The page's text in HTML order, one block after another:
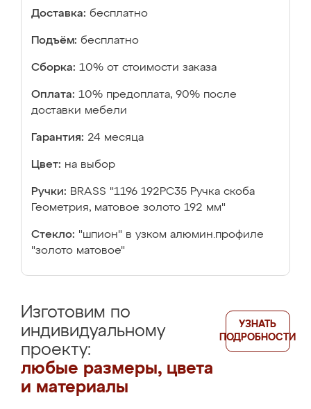
Доставка: бесплатно
Подъём: бесплатно
Сборка: 10% от стоимости заказа
Оплата: 10% предоплата, 90% после
доставки мебели
Гарантия: 24 месяца
Цвет: на выбор
Ручки: BRASS "1196 192PC35 Ручка скоба
Геометрия, матовое золото 192 мм"
Стекло: "шпион" в узком алюмин.профиле
"золото матовое"
Изготовим по
индивидуальному
проекту:
любые размеры, цвета
и материалы
УЗНАТЬ
ПОДРОБНОСТИ